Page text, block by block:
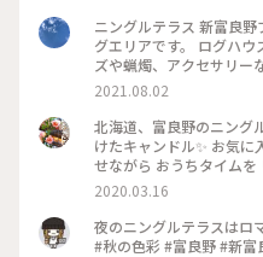
レンガ倉庫#函館煉瓦工
ター#アロマ#アロマグ
クセサリー#アクセサリ
館限定#お土産#ことりっ
ニングルテラス 新富良野プリンスホテル内にあるショッピン
グエリアです。 ログハ
ズや蝋燭、アクセサリー
いです♪ #ニングルテラス #新富良野プリンスホテル #富良野
#北海道
2021.08.02
北海道、富良野のニング
けたキャンドル✨ お気
せながら おうちタイム
北海道 #富良野 #ニング
ル #メルヘン #旅の思い出
2020.03.16
夜のニングルテラスはロ
#秋の色彩 #富良野 #新富